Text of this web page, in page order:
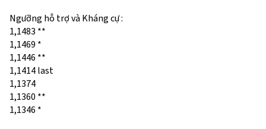
Ngưỡng hỗ trợ và Kháng cự :
1,1483 **
1,1469 *
1,1446 **
1,1414 last
1,1374
1,1360 **
1,1346 *